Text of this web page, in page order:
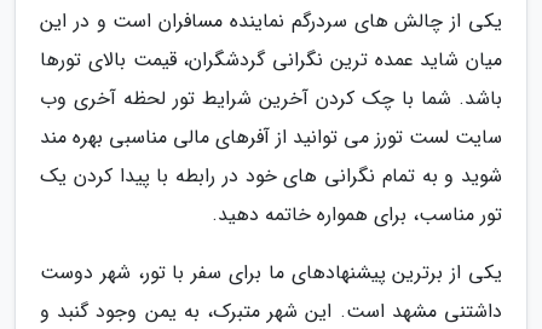
یکی از چالش های سردرگم نماینده مسافران است و در این
میان شاید عمده ترین نگرانی گردشگران، قیمت بالای تورها
باشد. شما با چک کردن آخرین شرایط تور لحظه آخری وب
سایت لست تورز می توانید از آفرهای مالی مناسبی بهره مند
شوید و به تمام نگرانی های خود در رابطه با پیدا کردن یک
تور مناسب، برای همواره خاتمه دهید.
یکی از برترین پیشنهادهای ما برای سفر با تور، شهر دوست
داشتنی مشهد است. این شهر متبرک، به یمن وجود گنبد و